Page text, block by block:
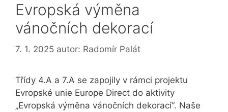
Evropská výměna
vánočních dekorací
7. 1. 2025 autor: Radomír Palát
Třídy 4.A a 7.A se zapojily v rámci projektu
Evropské unie Europe Direct do aktivity
„Evropská výměna vánočních dekorací“. Naše